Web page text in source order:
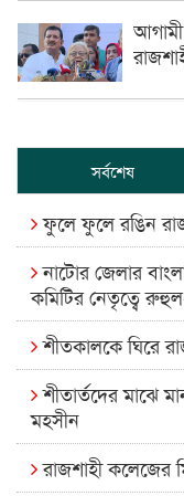
সর্বশেষ
ফুলে ফুলে রঙিন
নাটোর জেলার
কমিটির নেতৃত্বে
শীতকালকে ঘিরে
শীতার্তদের মাঝে
মহসীন
রাজশাহী কলেজের